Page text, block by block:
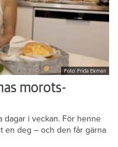
Foto: Frida Ekman
morots-
dagar i veckan. För henne
en deg – och den får gärna